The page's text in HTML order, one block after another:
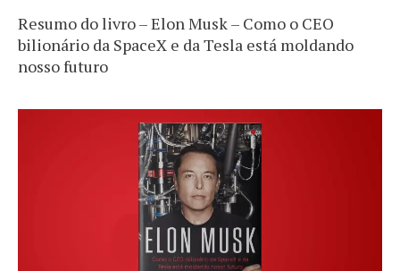
Resumo do livro – Elon Musk – Como o CEO
bilionário da SpaceX e da Tesla está moldando
nosso futuro